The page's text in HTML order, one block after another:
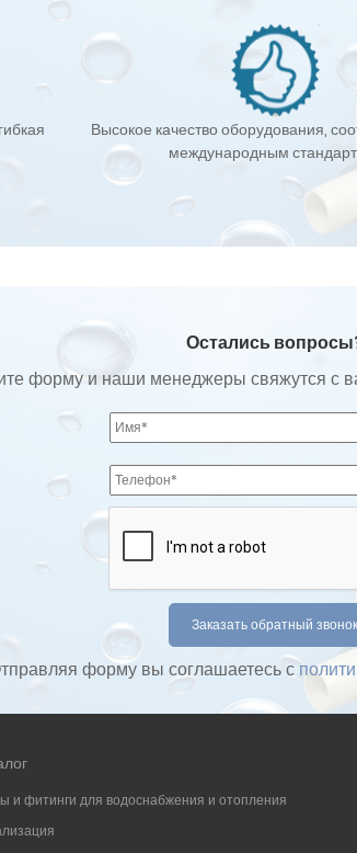
Высокое качество оборудования,
международным
Остались
форму и наши менеджеры свяжутся с
форму вы соглашаетесь с
и фитинги для водоснабжения и отопления